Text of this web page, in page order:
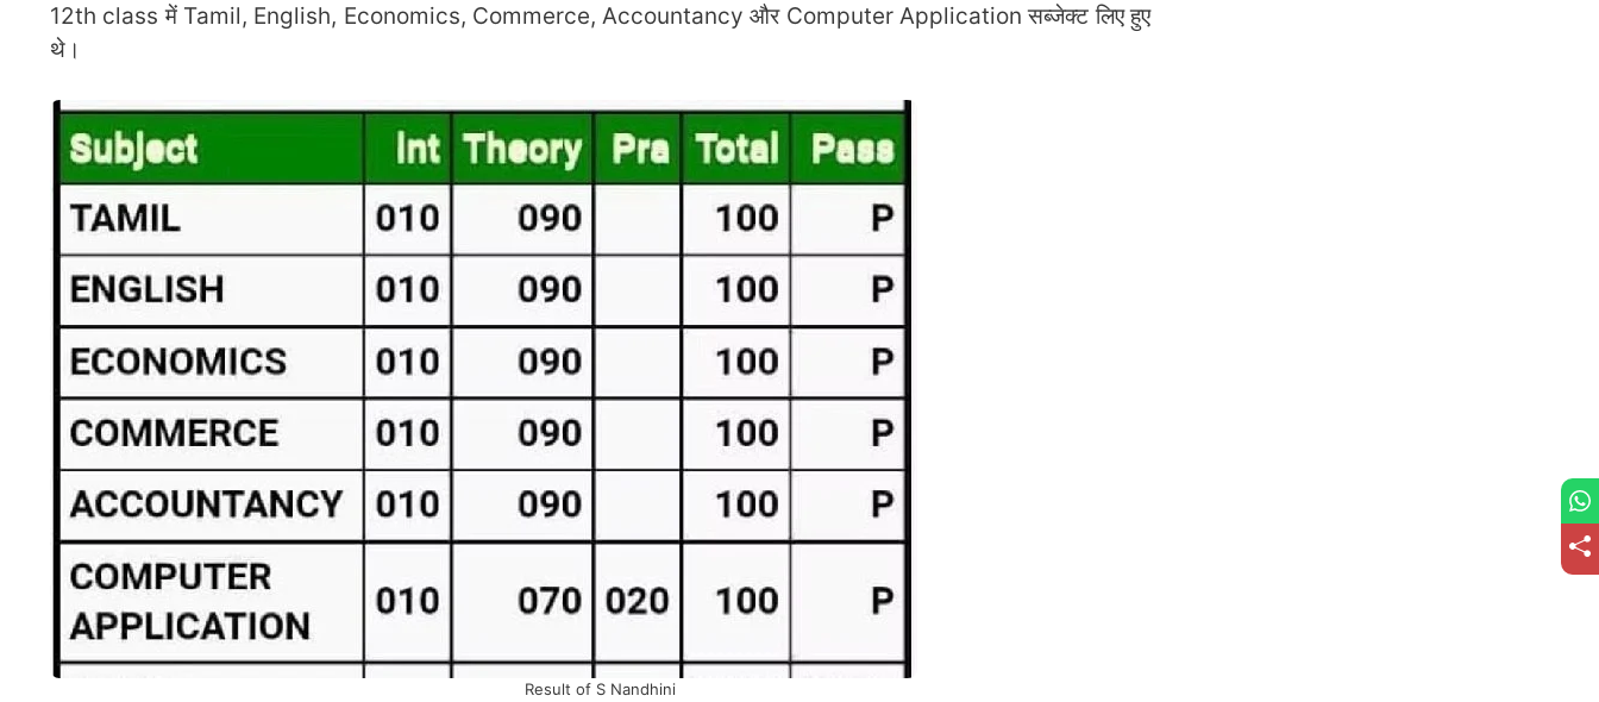
12th class में Tamil, English, Economics, Commerce, Accountancy और Computer Application सब्जेक्ट लिए हुए
थे।
Result of S Nandhini